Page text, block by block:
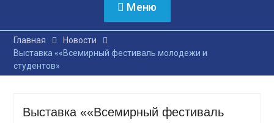
Меню
Главная
Новости
Выставка ««Всемирный фестиваль молодежи и
студентов»
Выставка ««Всемирный фестиваль